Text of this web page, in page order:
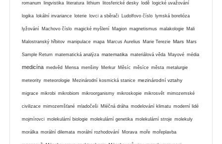
romanum lingvistika literatura lithium litosferické desky lodě logické uvažování
logika lokální invariance loterie lovci a sběrači Ludolfovo číslo lymská borelióza
lyžování Machovo číslo magické myšlení Magion magnetismus malakologie Mali
Malostranský hřbitov manipulace mapa Marcus Aurelius Marie Terezie Mars Mars
Sample Return matematická analýza matematika materiálová věda Mayové média
medicína medvěd Mensa menšiny Merkur Měsíc měsíce města metalurgie
meteority meteorologie Mezinárodní kosmická stanice mezinárodní vztahy
migrace mikrobi mikrobiom mikroorganismy mikroskopie mikrosvět mimozemské
civilizace mimozemšťané mladočeši Mléčná dráha modelování klimatu moderní lidé
mojmírovci molekulární biologie molekulární genetika molekulární stroje molekuly
morálka morální dilemata morální rozhodování Morava moře mořeplavba